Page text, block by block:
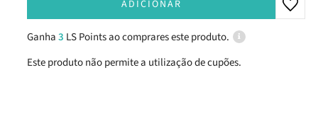
ADICIONAR
Ganha3 LS Points ao comprares este produto.
Este produto não permite a utilização de cupões.